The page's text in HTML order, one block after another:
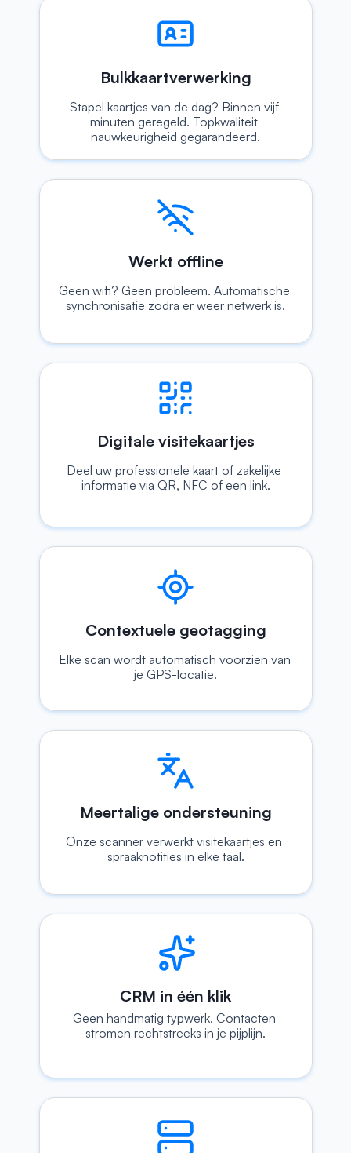
Bulkkaartverwerking
Stapel kaartjes van de dag? Binnen vijf
minuten geregeld. Topkwaliteit
nauwkeurigheid gegarandeerd.
Werkt offline
Geen wifi? Geen probleem. Automatische
synchronisatie zodra er weer netwerk is.
Digitale visitekaartjes
Deel uw professionele kaart of zakelijke
informatie via QR, NFC of een link.
Contextuele geotagging
Elke scan wordt automatisch voorzien van
je GPS-locatie.
Meertalige ondersteuning
Onze scanner verwerkt visitekaartjes en
spraaknotities in elke taal.
CRM in één klik
Geen handmatig typwerk. Contacten
stromen rechtstreeks in je pijplijn.